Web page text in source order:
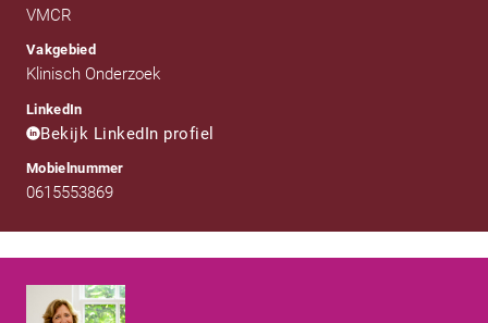
VMCR
Vakgebied
Klinisch Onderzoek
LinkedIn
Bekijk LinkedIn profiel
Mobielnummer
0615553869